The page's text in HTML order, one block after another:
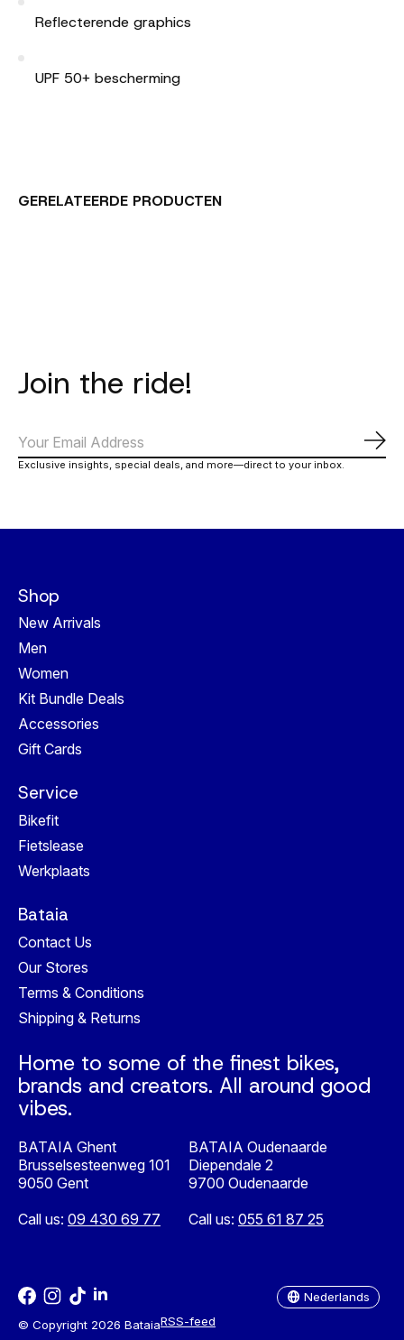
Reflecterende graphics
UPF 50+ bescherming
GERELATEERDE PRODUCTEN
Join the ride!
Exclusive insights, special deals, and more—direct to your inbox.
Shop
New Arrivals
Men
Women
Kit Bundle Deals
Accessories
Gift Cards
Service
Bikefit
Fietslease
Werkplaats
Bataia
Contact Us
Our Stores
Terms & Conditions
Shipping & Returns
Home to some of the finest bikes,
brands and creators. All around good
vibes.
BATAIA Ghent
Brusselsesteenweg 101
9050 Gent
Call us: 09 430 69 77
BATAIA Oudenaarde
Diependale 2
9700 Oudenaarde
Call us: 055 61 87 25
© Copyright 2026 BataiaRSS-feed
Nederlands
Nederlands